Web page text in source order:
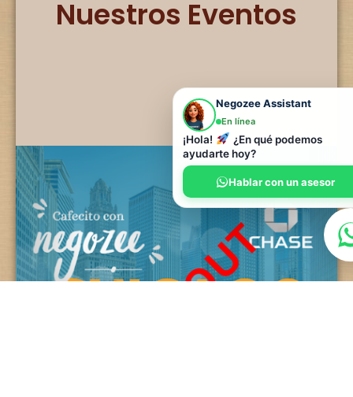
Nuestros Eventos
Negozee Assistant
En línea
¡Hola!
¿En qué podemos
ayudarte hoy?
Hablar con un asesor